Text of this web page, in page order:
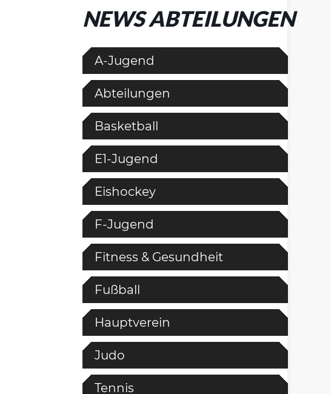
NEWS ABTEILUNGEN
A-Jugend
Abteilungen
Basketball
E1-Jugend
Eishockey
F-Jugend
Fitness & Gesundheit
Fußball
Hauptverein
Judo
Tennis